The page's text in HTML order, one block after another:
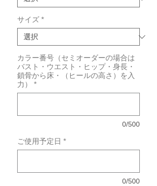
サイズ *
カラー番号（セミオーダーの場合は
バスト・ウエスト・ヒップ・身長・
鎖骨から床・（ヒールの高さ）を入
力）
*
0/500
ご使用予定日 *
0/500